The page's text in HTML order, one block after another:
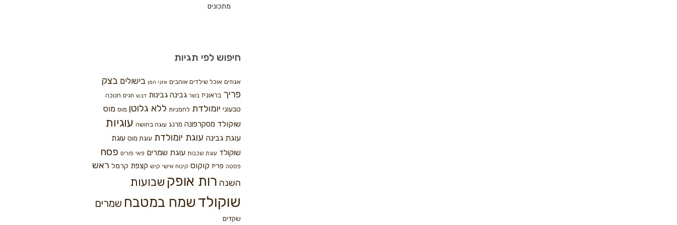
מתכונים
חיפוש לפי תגיות
אגוזים אוכל שילדים אוהבים אזני המן בישולים בצק
פריך בראוניז בשר גבינה גבינות דבש חגים חנוכה
טבעוני יומולדת לחמניות ללא גלוטן מוס מוס
שוקולד מסקרפונה מרנג עוגה בחושה עוגיות
עוגת גבינה עוגת יומולדת עוגת מוס עוגת
שוקולד עוגת שכבות עוגת שמרים פאי פורים פסח
פסטה פריז קוקוס קינוח אישי קיש קצפת קרמל ראש
השנה רות אופק שבועות
שוקולד שמח במטבח שמרים
שקדים